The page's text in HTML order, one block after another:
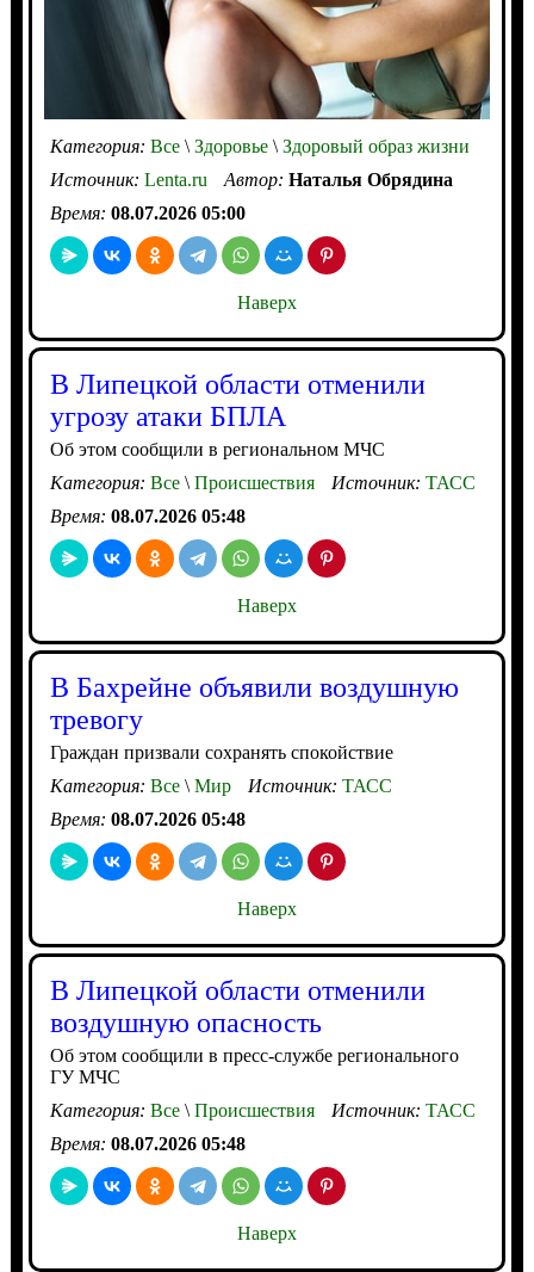
Категория: Все\Здоровье\Здоровый образ жизни
Источник: Lenta.ru Автор: Наталья Обрядина
Время: 08.07.2026 05:00
Наверх
В Липецкой области отменили
угрозу атаки БПЛА
Об этом сообщили в региональном МЧС
Категория: Все\Происшествия Источник: ТАСС
Время: 08.07.2026 05:48
Наверх
В Бахрейне объявили воздушную
тревогу
Граждан призвали сохранять спокойствие
Категория: Все\Мир Источник: ТАСС
Время: 08.07.2026 05:48
Наверх
В Липецкой области отменили
воздушную опасность
Об этом сообщили в пресс-службе регионального
ГУ МЧС
Категория: Все\Происшествия Источник: ТАСС
Время: 08.07.2026 05:48
Наверх